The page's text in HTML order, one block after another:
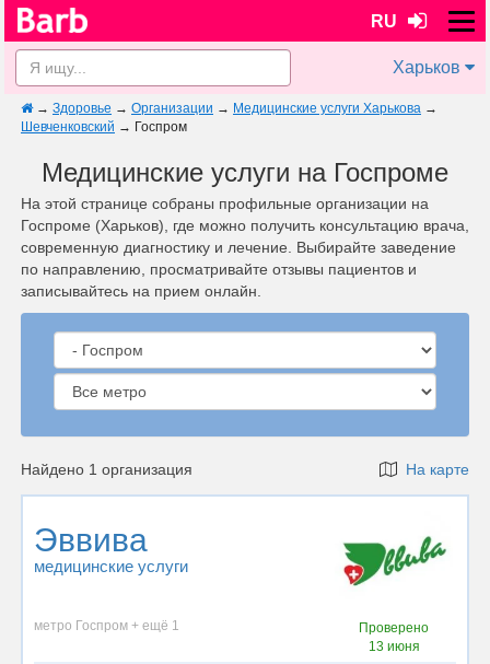
RU
Харьков
→ Здоровье → Организации → Медицинские услуги Харькова →
Шевченковский → Госпром
Медицинские услуги на Госпроме
На этой странице собраны профильные организации на
Госпроме (Харьков), где можно получить консультацию врача,
современную диагностику и лечение. Выбирайте заведение
по направлению, просматривайте отзывы пациентов и
записывайтесь на прием онлайн.
Найдено 1 организация На карте
Эввива
медицинские услуги
метро Госпром + ещё 1
Проверено
13 июня